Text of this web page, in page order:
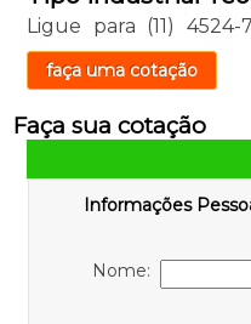
Ligue para (11) 4524-
faça uma cotação
Faça sua cotação
Informações
Nome: